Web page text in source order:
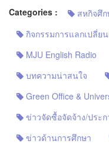
Categories : สหกิจศึก
กิจกรรมการแลกเปลี่ย
MJU English Radio
บทความน่าสนใจ
Green Office &
ข่าวจัดซื้อจัดจ้าง/ประ
ข่าวด้านการศึกษา